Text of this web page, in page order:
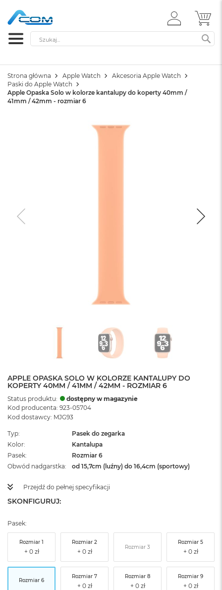
ZALOGUJ
SIĘ
Szukaj
Strona główna Apple Watch
Akcesoria Apple Watch
Paski do Apple Watch
Apple Opaska Solo w kolorze kantalupy do koperty 40mm /
41mm / 42mm - rozmiar 6
APPLE OPASKA SOLO W KOLORZE KANTALUPY DO
KOPERTY 40MM / 41MM / 42MM - ROZMIAR 6
Status produktu:
dostępny w magazynie
Kod producenta: 923-05704
Kod dostawcy: MJG93
Typ
Pasek do zegarka
Kolor
Kantalupa
Pasek
Rozmiar 6
Obwód nadgarstka
od 15,7cm (luźny) do 16,4cm (sportowy)
Przejdź do pełnej specyfikacji
SKONFIGURUJ:
Pasek:
Rozmiar 1 Rozmiar 2
Rozmiar 3
Rozmiar 5
Rozmiar 6
Rozmiar 7 Rozmiar 8 Rozmiar 9